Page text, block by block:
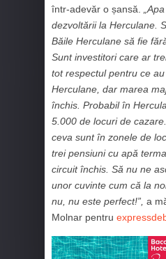
într-adevăr o șansă.
dezvoltării la Herculane.
Băile Herculane să fie
Sunt investitori care ar
tot respectul pentru ce
Herculane, dar marea
închis. Probabil în
5.000 de locuri de
ceva sunt în zonele de
trei pensiuni cu apă
circuit închis. Să nu ne
unor cuvinte cum că la
nu, nu este perfect!”, a
Molnar pentru